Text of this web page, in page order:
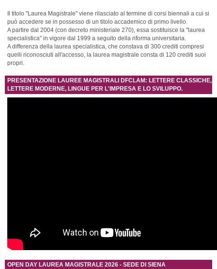
Il titolo "Laurea Magistrale" viene rilasciato al termine di corsi biennali a cui si
può accedere se in possesso di un titolo accademico di primo livello.
A partire dal 2004 (con decreto ministeriale 270), essa sostituisce la "laurea
specialistica" in vigore dal 1999 a seguito della riforma universitaria.
A differenza della laurea specialistica, che constava di 300 crediti compresi
quelli riconosciuti all'accesso, la laurea magistrale consta di 120 crediti suoi
propri.
PRESENTAZIONE LAUREE MAGISTRALI DFCLAM: LETTERE CLASSICHE,
LETTERE MODERNE, LINGUE PER L'IMPRESA E LO SVILUPPO.
OPEN DAY LAUREA MAGISTRALE 2026 - SEDE DI SIENA